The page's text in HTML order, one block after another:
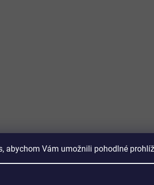
abychom Vám umožnili pohodlné